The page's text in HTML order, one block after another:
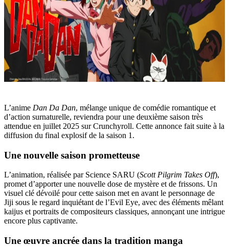
L’anime Dan Da Dan, mélange unique de comédie romantique et
d’action surnaturelle, reviendra pour une deuxième saison très
attendue en juillet 2025 sur Crunchyroll. Cette annonce fait suite à la
diffusion du final explosif de la saison 1.
Une nouvelle saison prometteuse
L’animation, réalisée par Science SARU (Scott Pilgrim Takes Off),
promet d’apporter une nouvelle dose de mystère et de frissons. Un
visuel clé dévoilé pour cette saison met en avant le personnage de
Jiji sous le regard inquiétant de l’Evil Eye, avec des éléments mêlant
kaijus et portraits de compositeurs classiques, annonçant une intrigue
encore plus captivante.
Une œuvre ancrée dans la tradition manga